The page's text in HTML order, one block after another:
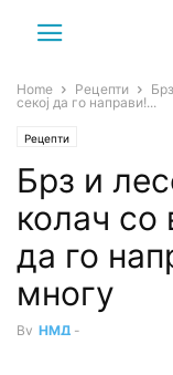
Home Рецепти
секој да го направи!...
Рецепти
Брз и
колач со
да го
многу
By НМД -